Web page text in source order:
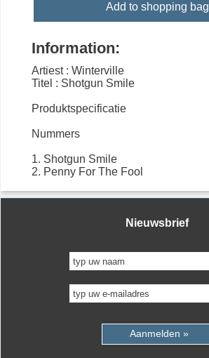
Add to shopping bag
Information:
Artiest : Winterville
Titel : Shotgun Smile
Produktspecificatie
Nummers
1. Shotgun Smile
2. Penny For The Fool
Nieuwsbrief
Aanmelden »